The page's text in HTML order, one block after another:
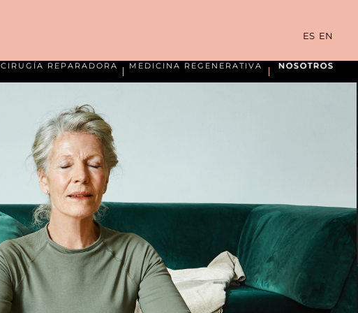
ES EN
CIRUGÍA REPARADORA MEDICINA REGENERATIVA NOSOTROS